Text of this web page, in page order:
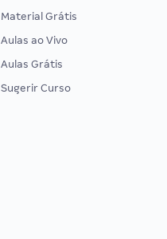
Material Grátis
Aulas ao Vivo
Aulas Grátis
Sugerir Curso